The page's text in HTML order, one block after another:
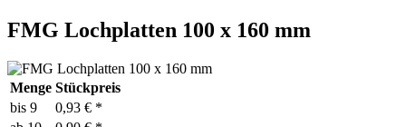
FMG Lochplatten 100 x 160 mm
Menge Stückpreis
bis 9
0,93 € *